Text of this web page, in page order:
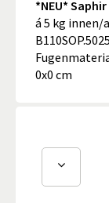
*NEU*
á 5 kg innen/
B110SOP.5025
0x0 cm